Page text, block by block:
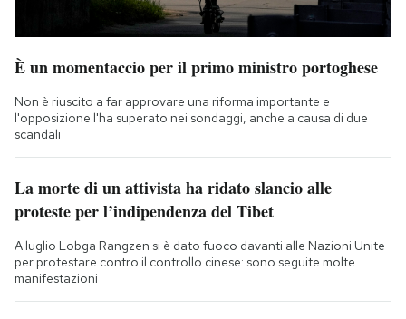
È un momentaccio per il primo ministro portoghese
Non è riuscito a far approvare una riforma importante e
l'opposizione l'ha superato nei sondaggi, anche a causa di due
scandali
La morte di un attivista ha ridato slancio alle
proteste per l’indipendenza del Tibet
A luglio Lobga Rangzen si è dato fuoco davanti alle Nazioni Unite
per protestare contro il controllo cinese: sono seguite molte
manifestazioni